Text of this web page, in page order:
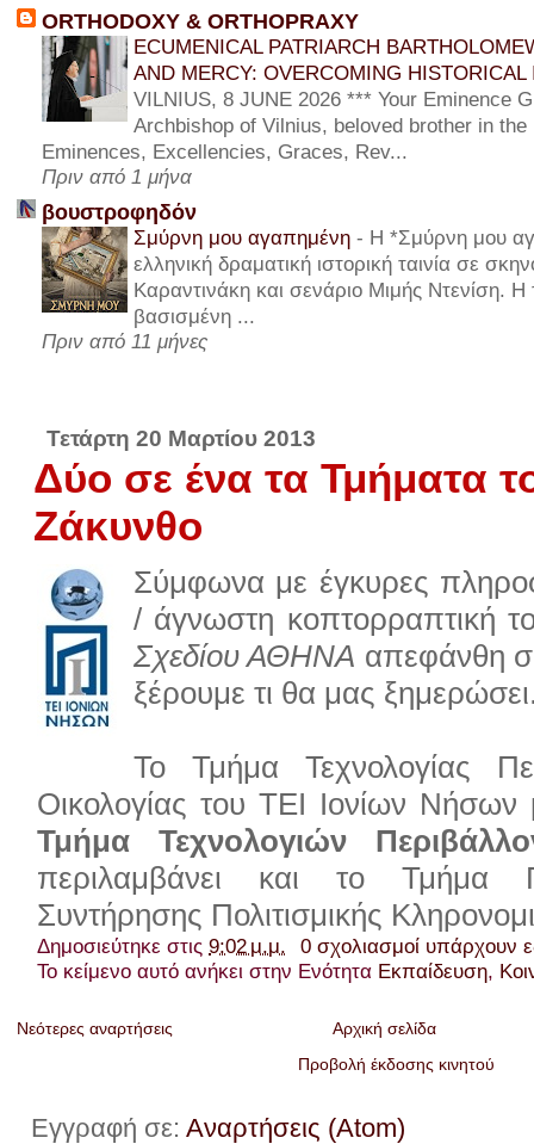
ORTHODOXY & ORTHOPRAXY
ECUMENICAL PATRIARCH
AND MERCY: OVERCOMING HISTORICAL
VILNIUS, 8 JUNE 2026 *** Your Eminence
Archbishop of Vilnius, beloved brother in the
Eminences, Excellencies, Graces, Rev...
Πριν από 1 μήνα
βουστροφηδόν
Σμύρνη μου αγαπημένη - Η *Σμύρνη μου
ελληνική δραματική ιστορική ταινία σε
Καραντινάκη και σενάριο Μιμής Ντενίση. Η
βασισμένη ...
Πριν από 11 μήνες
Τετάρτη 20 Μαρτίου 2013
Δύο σε ένα τα Τμήματα
Ζάκυνθο
Σύμφωνα με έγκυρες
/ άγνωστη κοπτορραπτική
Σχεδίου ΑΘΗΝΑ απεφάνθη
ξέρουμε τι θα μας
Το Τμήμα Τεχνολογίας
Οικολογίας του ΤΕΙ Ιονίων Νήσων
Τμήμα Τεχνολογιών
περιλαμβάνει και το Τμήμα
Συντήρησης Πολιτισμικής
Δημοσιεύτηκε στις9:02 μ.μ.
0 σχολιασμοί υπάρχουν
Το κείμενο αυτό ανήκει στην Ενότητα Εκπαίδευση,
Νεότερες αναρτήσεις
Αρχική σελίδα
Προβολή έκδοσης κινητού
Εγγραφή σε:Αναρτήσεις (Atom)